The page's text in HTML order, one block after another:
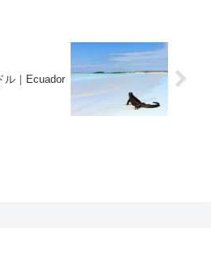
ル｜Ecuador